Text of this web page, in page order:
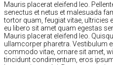
Mauris placerat eleifend leo.
senectus et netus et malesuada
tortor quam, feugiat vitae, ultricies
eu libero sit amet quam egestas
Mauris placerat eleifend leo.
ullamcorper pharetra. Vestibulum
commodo vitae, ornare sit amet,
tincidunt condimentum, eros